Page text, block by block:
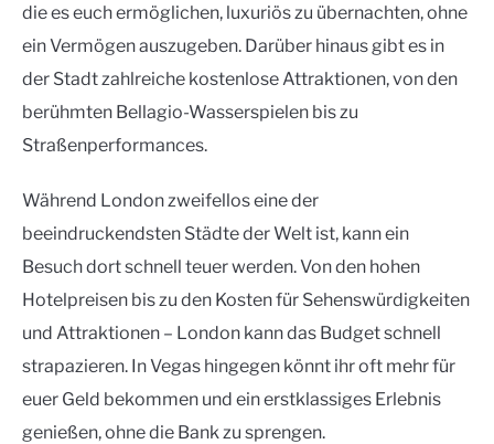
die es euch ermöglichen, luxuriös zu übernachten, ohne
ein Vermögen auszugeben. Darüber hinaus gibt es in
der Stadt zahlreiche kostenlose Attraktionen, von den
berühmten Bellagio-Wasserspielen bis zu
Straßenperformances.
Während London zweifellos eine der
beeindruckendsten Städte der Welt ist, kann ein
Besuch dort schnell teuer werden. Von den hohen
Hotelpreisen bis zu den Kosten für Sehenswürdigkeiten
und Attraktionen – London kann das Budget schnell
strapazieren. In Vegas hingegen könnt ihr oft mehr für
euer Geld bekommen und ein erstklassiges Erlebnis
genießen, ohne die Bank zu sprengen.